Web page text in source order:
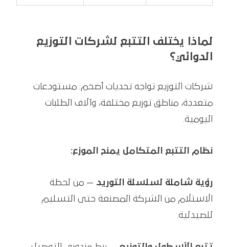
لماذا يختلف التتبع لشركات التوزيع
الدوائي؟
شركات التوزيع تواجه تحديات أضخم: مستودعات
متعددة، مناطق توزيع مختلفة، وآلاف الطلبات
اليومية.
نظام التتبع المتكامل يمنح الموزع:
رؤية شاملة لسلسلة التوريد — من لحظة
الاستلام من الشركة المصنعة حتى التسليم
للصيدلية.